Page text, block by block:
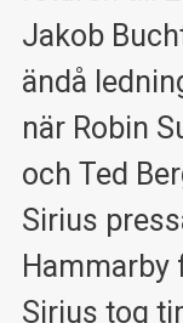
Jakob
ändå
när Robin
och Ted
Sirius
Hammarby
Sirius tog